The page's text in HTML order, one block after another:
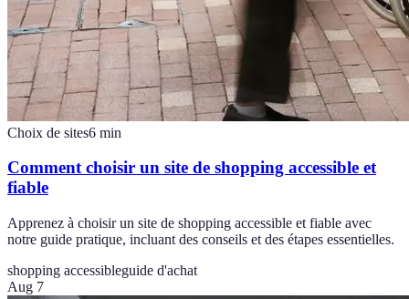
Choix de sites6 min
Comment choisir un site de shopping accessible et
fiable
Apprenez à choisir un site de shopping accessible et fiable avec
notre guide pratique, incluant des conseils et des étapes essentielles.
shopping accessibleguide d'achat
Aug 7